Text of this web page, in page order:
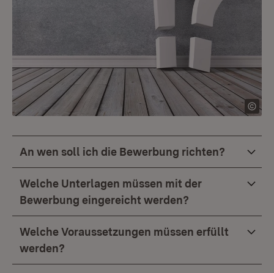
An wen soll ich die Bewerbung richten?
Welche Unterlagen müssen mit der
Bewerbung eingereicht werden?
Welche Voraussetzungen müssen erfüllt
werden?